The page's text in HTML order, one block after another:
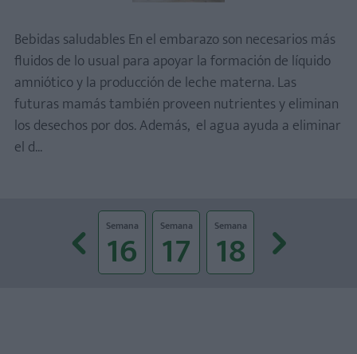
Bebidas saludables En el embarazo son necesarios más
fluidos de lo usual para apoyar la formación de líquido
amniótico y la producción de leche materna. Las
futuras mamás también proveen nutrientes y eliminan
los desechos por dos. Además, el agua ayuda a eliminar
el d...
40 Semana
16 Semana
17 Semana
18 19